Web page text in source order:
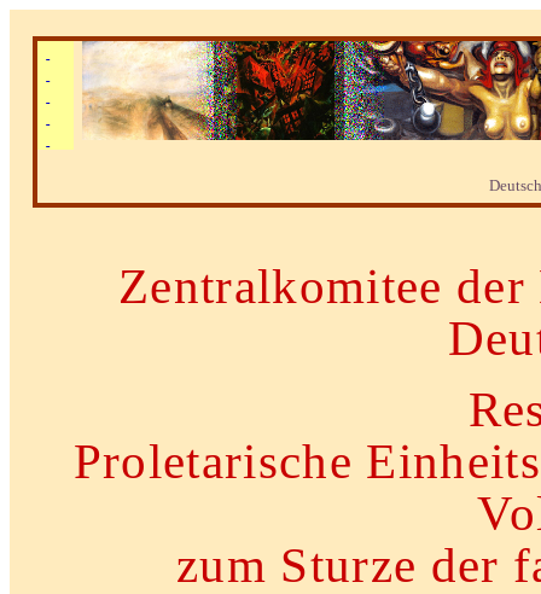
Zentralkomitee
Proletarische
zum Sturze der